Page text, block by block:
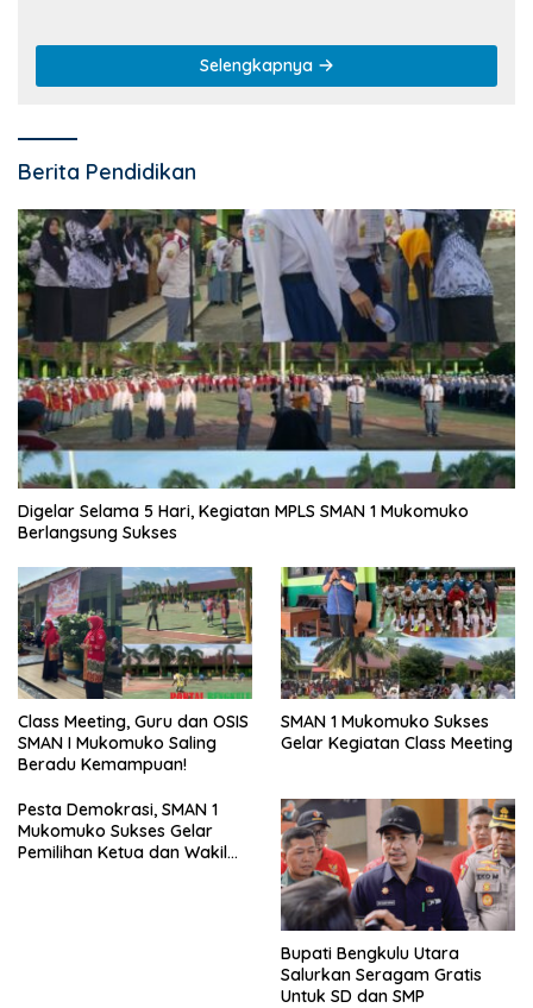
Selengkapnya
Berita Pendidikan
Digelar Selama 5 Hari, Kegiatan MPLS SMAN 1 Mukomuko
Berlangsung Sukses
Class Meeting, Guru dan OSIS
SMAN I Mukomuko Saling
Beradu Kemampuan!
SMAN 1 Mukomuko Sukses
Gelar Kegiatan Class Meeting
Pesta Demokrasi, SMAN 1
Mukomuko Sukses Gelar
Pemilihan Ketua dan Wakil
Bupati Bengkulu Utara
Salurkan Seragam Gratis
Untuk SD dan SMP